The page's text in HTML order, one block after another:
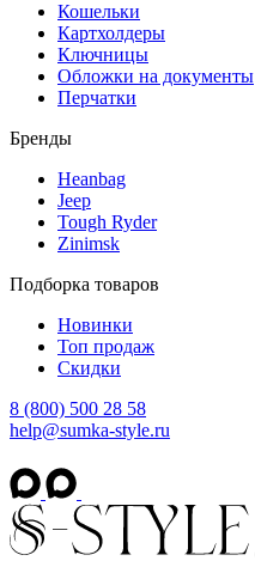
Кошельки
Картхолдеры
Ключницы
Обложки на документы
Перчатки
Бренды
Heanbag
Jeep
Tough Ryder
Zinimsk
Подборка товаров
Новинки
Топ продаж
Скидки
8 (800) 500 28 58
help@sumka-style.ru